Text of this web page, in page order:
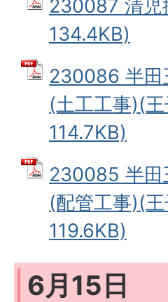
230087 清児
134.4KB)
230086 半田
(土工工事)(
114.7KB)
230085 半田
(配管工事)(
119.6KB)
6月15日